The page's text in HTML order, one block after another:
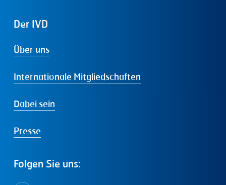
Der IVD
Über uns
Internationale Mitgliedschaften
Dabei sein
Presse
Folgen Sie uns: